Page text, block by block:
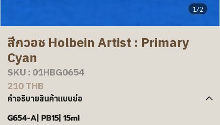
1/2
สีกวอช Holbein Artist : Primary
Cyan
SKU : 01HBG0654
210 THB
คำอธิบายสินค้าแบบย่อ
G654-A| PB15| 15ml